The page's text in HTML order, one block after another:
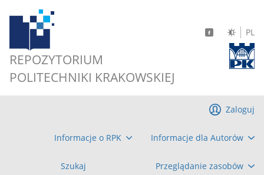
REPOZYTORIUM
POLITECHNIKI KRAKOWSKIEJ
PL
Informacje o RPK Informacje dla Autorów
Szukaj Przeglądanie zasobów
Zaloguj